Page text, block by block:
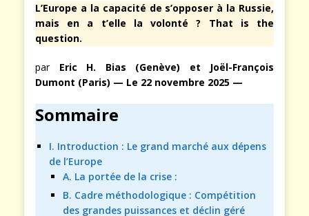
L’Europe a la capacité de s’opposer à la Russie,
mais en a t’elle la volonté ? That is the
question.
par Eric H. Bias (Genève) et Joël-François
Dumont (Paris) — Le 22 novembre 2025 —
Sommaire
I. Introduction : Le grand marché aux dépens
de l’Europe
A. La portée de la crise :
B. Cadre méthodologique : Compétition
des grandes puissances et déclin géré